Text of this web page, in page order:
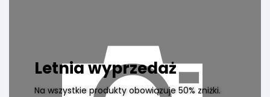
obowiązuje 50% zniżki.